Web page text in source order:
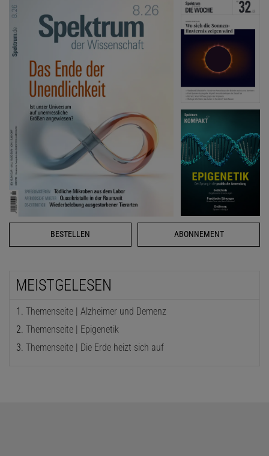
BESTELLEN ABONNEMENT
MEISTGELESEN
Themenseite | Alzheimer und Demenz
Themenseite | Epigenetik
Themenseite | Die Erde heizt sich auf